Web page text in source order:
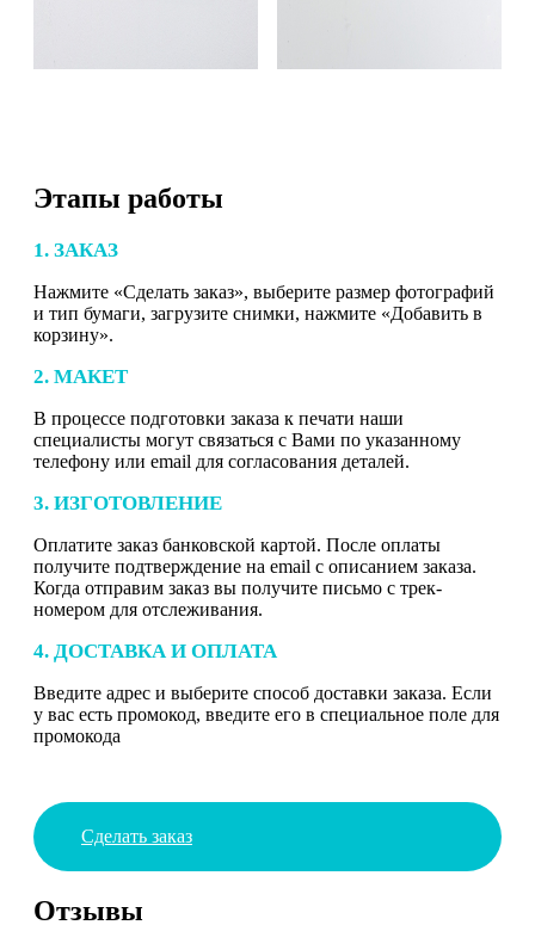
Этапы работы
1. ЗАКАЗ
Нажмите «Сделать заказ», выберите размер фотографий
и тип бумаги, загрузите снимки, нажмите «Добавить в
корзину».
2. МАКЕТ
В процессе подготовки заказа к печати наши
специалисты могут связаться с Вами по указанному
телефону или email для согласования деталей.
3. ИЗГОТОВЛЕНИЕ
Оплатите заказ банковской картой. После оплаты
получите подтверждение на email с описанием заказа.
Когда отправим заказ вы получите письмо с трек-
номером для отслеживания.
4. ДОСТАВКА И ОПЛАТА
Введите адрес и выберите способ доставки заказа. Если
у вас есть промокод, введите его в специальное поле для
промокода
Сделать заказ
Отзывы